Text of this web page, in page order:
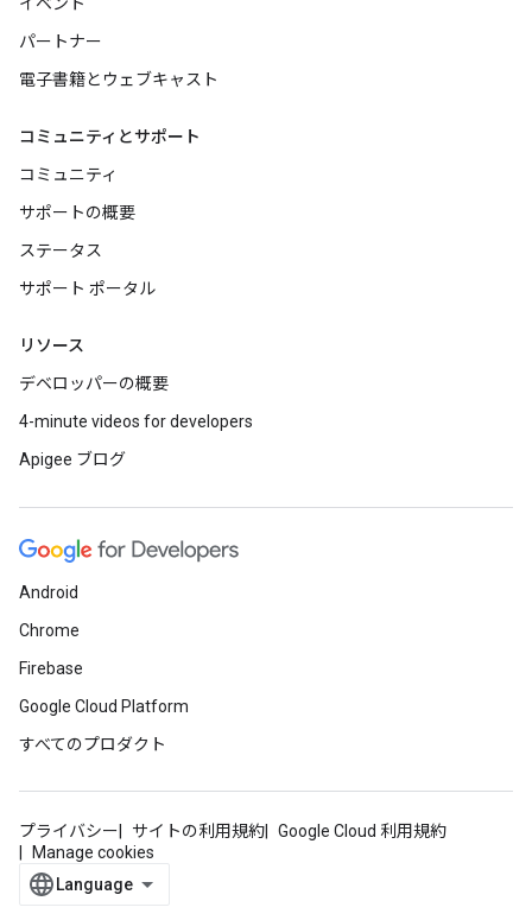
パートナー
電子書籍とウェブキャスト
コミュニティとサポート
コミュニティ
サポートの概要
ステータス
サポート ポータル
リソース
デベロッパーの概要
4-minute videos for developers
Apigee ブログ
Android
Chrome
Firebase
Google Cloud Platform
すべてのプロダクト
プライバシー サイトの利用規約
Google Cloud 利用規約
Manage cookies